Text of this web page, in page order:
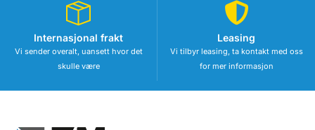
Internasjonal frakt
Vi sender overalt, uansett hvor det
skulle være
Leasing
Vi tilbyr leasing, ta kontakt med oss
for mer informasjon